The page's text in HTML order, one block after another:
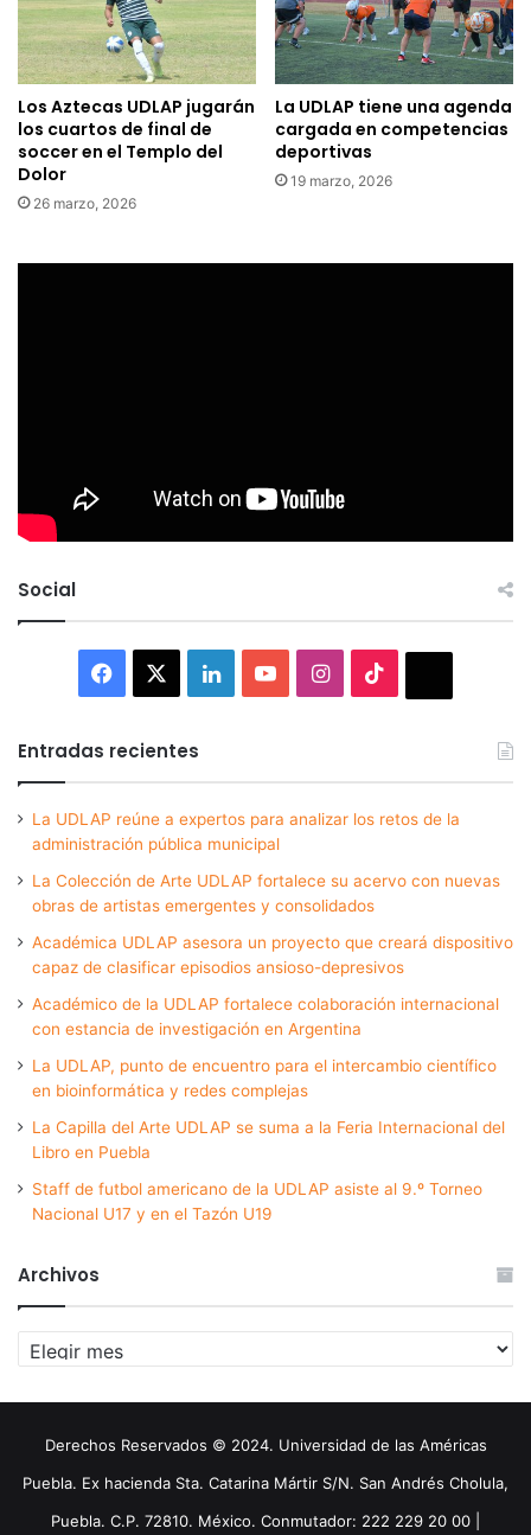
Los Aztecas UDLAP jugarán
los cuartos de final de
soccer en el Templo del
Dolor
26 marzo, 2026
La UDLAP tiene una agenda
cargada en competencias
deportivas
19 marzo, 2026
Social
Facebook LinkedInYouTubeInstagram
Entradas recientes
La UDLAP reúne a expertos para analizar los retos de la
administración pública municipal
La Colección de Arte UDLAP fortalece su acervo con nuevas
obras de artistas emergentes y consolidados
Académica UDLAP asesora un proyecto que creará dispositivo
capaz de clasificar episodios ansioso-depresivos
Académico de la UDLAP fortalece colaboración internacional
con estancia de investigación en Argentina
La UDLAP, punto de encuentro para el intercambio científico
en bioinformática y redes complejas
La Capilla del Arte UDLAP se suma a la Feria Internacional del
Libro en Puebla
Staff de futbol americano de la UDLAP asiste al 9.º Torneo
Nacional U17 y en el Tazón U19
Archivos
Archivos
Derechos Reservados © 2024. Universidad de las Américas
Puebla. Ex hacienda Sta. Catarina Mártir S/N. San Andrés Cholula,
Puebla. C.P. 72810. México. Conmutador: 222 229 20 00 |